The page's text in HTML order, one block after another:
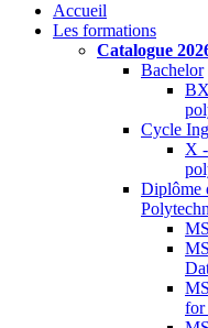
Accueil
Les formations
Catalogue
Bachelor
Cycle
X
Diplôme
for